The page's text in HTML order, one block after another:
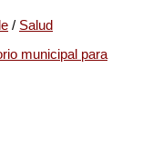
/ Salud
municipal para